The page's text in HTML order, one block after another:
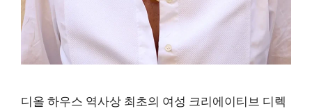
디올 하우스 역사상 최초의 여성 크리에이티브 디렉